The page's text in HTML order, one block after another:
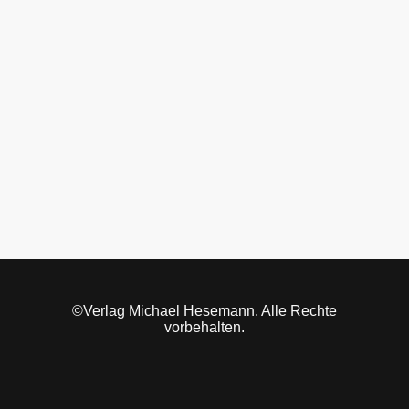
©Verlag Michael Hesemann. Alle Rechte
vorbehalten.